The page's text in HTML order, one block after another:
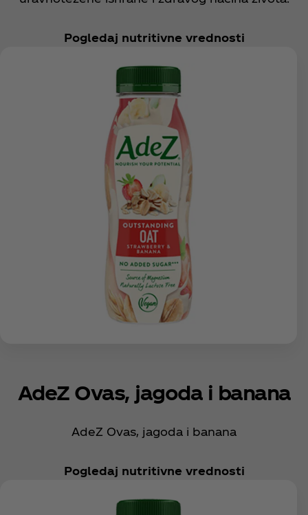
Pogledaj nutritivne vrednosti
AdeZ Ovas, jagoda i banana
AdeZ Ovas, jagoda i banana
Pogledaj nutritivne vrednosti